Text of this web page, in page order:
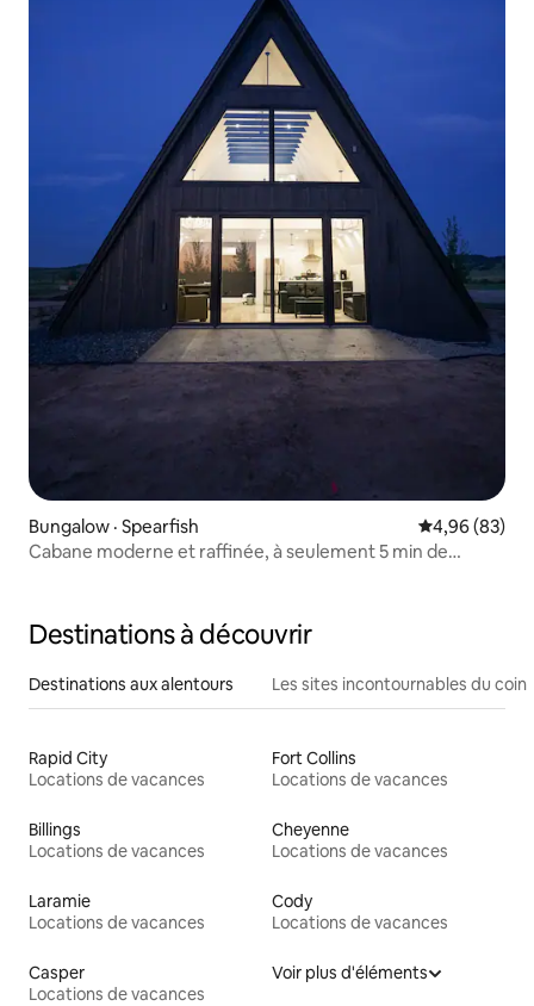
Bungalow · Spearfish Note
4,96 (83)
Cabane moderne et raffinée, à seulement 5 min de
Destinations à découvrir
Destinations aux alentours Les sites incontournables du coin
Rapid City
Locations de vacances
Fort Collins
Locations de vacances
Billings
Locations de vacances
Cheyenne
Locations de vacances
Laramie
Locations de vacances
Cody
Locations de vacances
Casper
Locations de vacances
Voir plus d'éléments